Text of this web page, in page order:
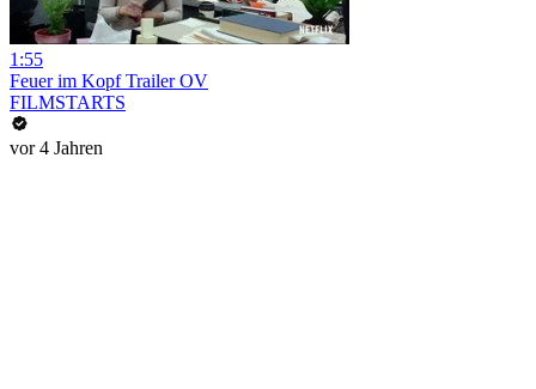
1:55
Feuer im Kopf Trailer OV
FILMSTARTS
vor 4 Jahren